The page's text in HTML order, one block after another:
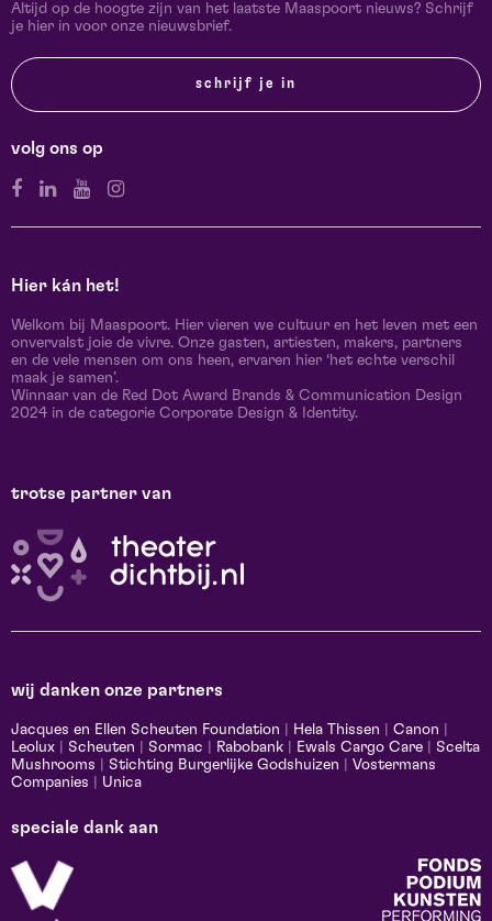
Altijd op de hoogte zijn van het laatste Maaspoort nieuws? Schrijf
je hier in voor onze nieuwsbrief.
schrijf je in
volg ons op
Hier kán het!
Welkom bij Maaspoort. Hier vieren we cultuur en het leven met een
onvervalst joie de vivre. Onze gasten, artiesten, makers, partners
en de vele mensen om ons heen, ervaren hier ‘het echte verschil
maak je samen’.
Winnaar van de Red Dot Award Brands & Communication Design
2024 in de categorie Corporate Design & Identity.
trotse partner van
wij danken onze partners
Jacques en Ellen Scheuten Foundation Hela Thissen Canon
Leolux
Scheuten Sormac Rabobank Ewals Cargo Care
Scelta
Mushrooms
Stichting Burgerlijke Godshuizen
Vostermans
Companies
Unica
speciale dank aan